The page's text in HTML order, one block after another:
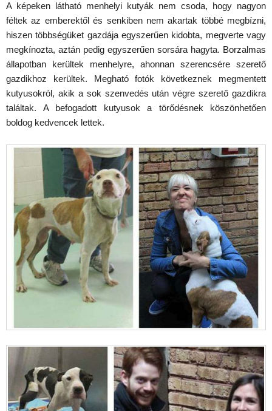
A képeken látható menhelyi kutyák nem csoda, hogy nagyon
féltek az emberektől és senkiben nem akartak többé megbízni,
hiszen többségüket gazdája egyszerűen kidobta, megverte vagy
megkínozta, aztán pedig egyszerűen sorsára hagyta. Borzalmas
állapotban kerültek menhelyre, ahonnan szerencsére szerető
gazdikhoz kerültek. Megható fotók következnek megmentett
kutyusokról, akik a sok szenvedés után végre szerető gazdikra
találtak. A befogadott kutyusok a törődésnek köszönhetően
boldog kedvencek lettek.